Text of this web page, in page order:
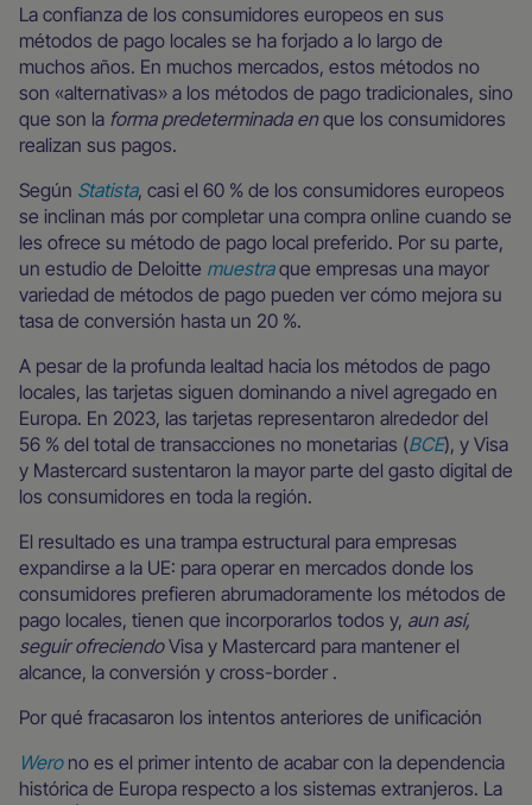
La confianza de los consumidores europeos en sus
métodos de pago locales se ha forjado a lo largo de
muchos años. En muchos mercados, estos métodos no
son «alternativas» a los métodos de pago tradicionales, sino
que son la forma predeterminada enque los consumidores
realizan sus pagos.
Según Statista, casi el 60 % de los consumidores europeos
se inclinan más por completar una compra online cuando se
les ofrece su método de pago local preferido. Por su parte,
un estudio de Deloitte muestraque empresas una mayor
variedad de métodos de pago pueden ver cómo mejora su
tasa de conversión hasta un 20 %.
A pesar de la profunda lealtad hacia los métodos de pago
locales, las tarjetas siguen dominando a nivel agregado en
Europa. En 2023, las tarjetas representaron alrededor del
56 % del total de transacciones no monetarias (BCE), y Visa
y Mastercard sustentaron la mayor parte del gasto digital de
los consumidores en toda la región.
El resultado es una trampa estructural para empresas
expandirse a la UE: para operar en mercados donde los
consumidores prefieren abrumadoramente los métodos de
pago locales, tienen que incorporarlos todos y, aun así,
seguir ofreciendoVisa y Mastercard para mantener el
alcance, la conversión y cross-border .
Por qué fracasaron los intentos anteriores de unificación
Werono es el primer intento de acabar con la dependencia
histórica de Europa respecto a los sistemas extranjeros. La